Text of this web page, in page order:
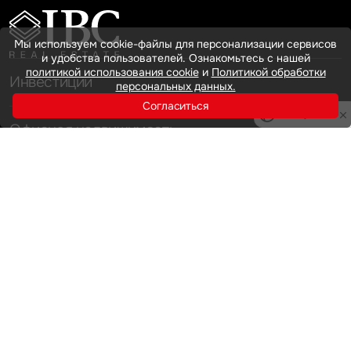
Инвестиции
Офисная недвижимость
Мы используем cookie-файлы для персонализации сервисов
и удобства пользователей. Ознакомьтесь с нашей
политикой использования cookieи Политикой обработки
персональных данных.
Согласиться